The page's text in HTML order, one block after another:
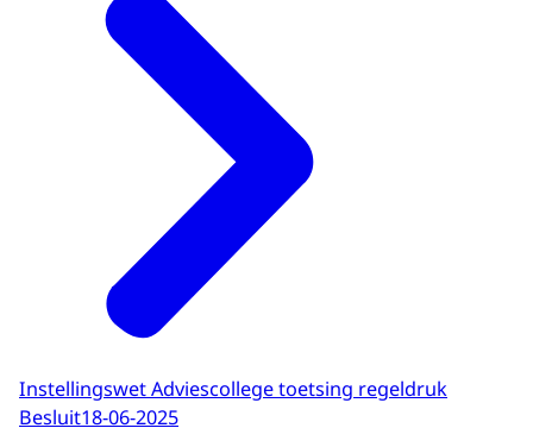
Instellingswet Adviescollege toetsing regeldruk
Besluit18-06-2025